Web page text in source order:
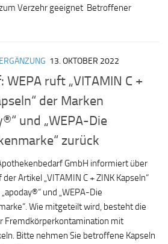
Verzehr geeignet Betroffener
13. OKTOBER 2022
WEPA ruft „VITAMIN C +
der Marken
und „WEPA-Die
zurück
GmbH informiert über
Artikel „VITAMIN C + ZINK Kapseln“
und „WEPA-Die
Wie mitgeteilt wird, besteht die
Fremdkörperkontamination mit
Bitte nehmen Sie betroffene Kapseln